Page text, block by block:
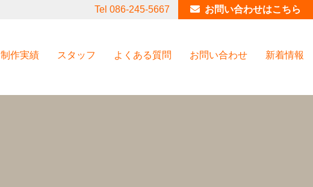
Tel 086-245-5667 お問い合わせはこちら
制作実績 スタッフ よくある質問 お問い合わせ 新着情報